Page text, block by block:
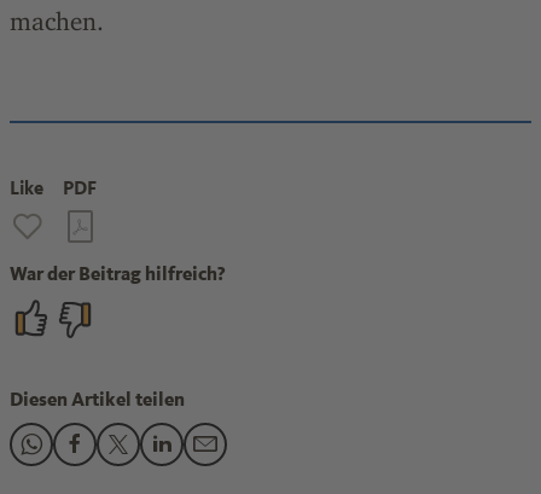
machen.
Like PDF
War der Beitrag hilfreich?
Diesen Artikel teilen
Den Beitrag "Der Sternekoch aus der Pfalz" teilen auf
Den Beitrag "Der Sternekoch aus der Pfalz" teilen auf
Den Beitrag "Der Sternekoch aus der Pfalz" teilen
Den Beitrag "Der Sternekoch aus der Pfalz"
Den Beitrag "Der Sternekoch aus der